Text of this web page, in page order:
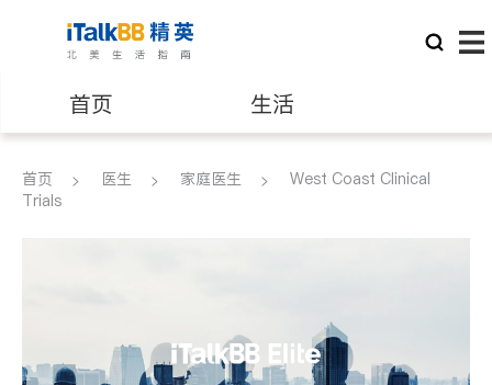
首页 生活
医生 律师
养老 非盈利组织
首页 医生 家庭医生
West Coast Clinical
Trials